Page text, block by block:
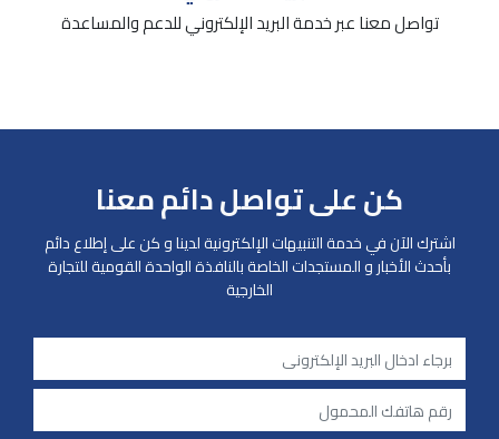
تواصل معنا عبر خدمة البريد الإلكتروني للدعم والمساعدة
كن على تواصل دائم معنا
اشترك الآن في خدمة التنبيهات الإلكترونية لدينا و كن على إطلاع دائم
بأحدث الأخبار و المستجدات الخاصة بالنافذة الواحدة القومية للتجارة
الخارجية